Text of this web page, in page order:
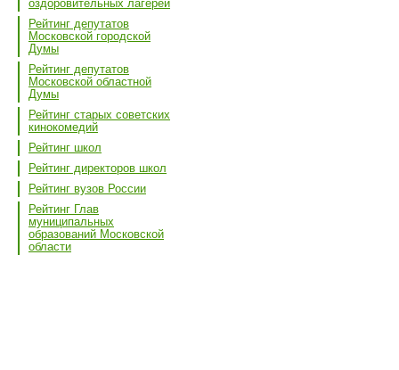
оздоровительных лагерей
Рейтинг депутатов
Московской городской
Думы
Рейтинг депутатов
Московской областной
Думы
Рейтинг старых советских
кинокомедий
Рейтинг школ
Рейтинг директоров школ
Рейтинг вузов России
Рейтинг Глав
муниципальных
образований Московской
области